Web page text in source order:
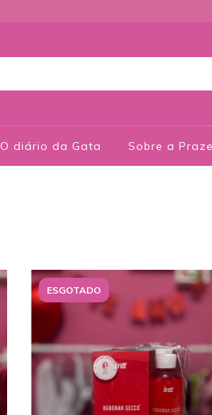
O diário da Gata Sobre a
ESGOTADO